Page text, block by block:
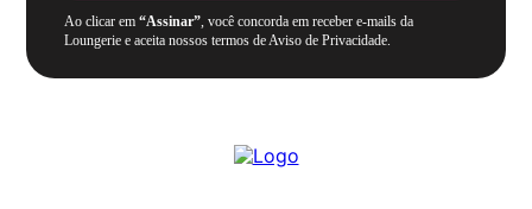
Ao clicar em“Assinar”, você concorda em receber e-mails da
Loungerie e aceita nossos termos de Aviso de Privacidade.